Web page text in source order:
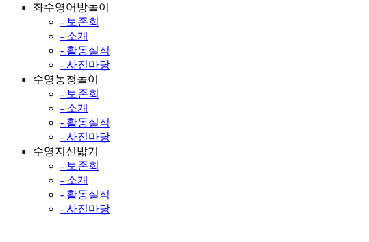
좌수영어방놀이
- 보존회
- 소개
- 활동실적
- 사진마당
수영농청놀이
- 보존회
- 소개
- 활동실적
- 사진마당
수영지신밟기
- 보존회
- 소개
- 활동실적
- 사진마당